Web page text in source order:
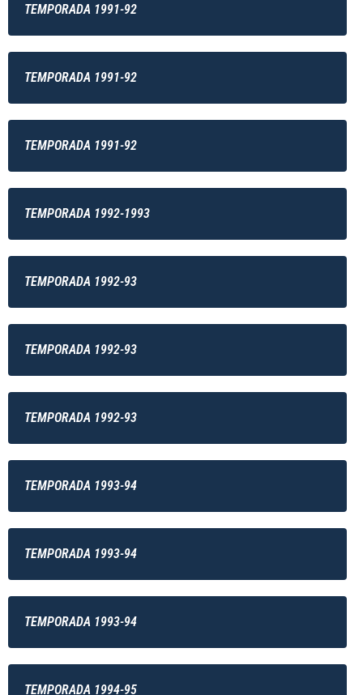
TEMPORADA 1991-92
TEMPORADA 1991-92
TEMPORADA 1991-92
TEMPORADA 1992-1993
TEMPORADA 1992-93
TEMPORADA 1992-93
TEMPORADA 1992-93
TEMPORADA 1993-94
TEMPORADA 1993-94
TEMPORADA 1993-94
TEMPORADA 1994-95